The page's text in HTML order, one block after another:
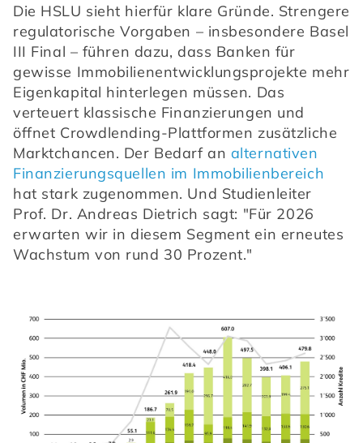
Die HSLU sieht hierfür klare Gründe. Strengere
regulatorische Vorgaben – insbesondere Basel
III Final – führen dazu, dass Banken für
gewisse Immobilienentwicklungsprojekte mehr
Eigenkapital hinterlegen müssen. Das
verteuert klassische Finanzierungen und
öffnet Crowdlending-Plattformen zusätzliche
Marktchancen. Der Bedarf an alternativen
Finanzierungsquellen im Immobilienbereich
hat stark zugenommen. Und Studienleiter
Prof. Dr. Andreas Dietrich sagt: "Für 2026
erwarten wir in diesem Segment ein erneutes
Wachstum von rund 30 Prozent."